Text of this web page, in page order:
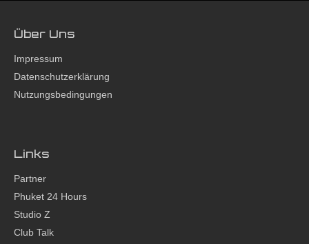
Über Uns
Impressum
Datenschutzerklärung
Nutzungsbedingungen
Links
Partner
Phuket 24 Hours
Studio Z
Club Talk